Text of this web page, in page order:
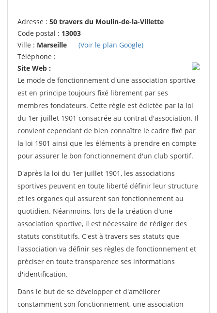
Adresse : 50 travers du Moulin-de-la-Villette
Code postal : 13003
Ville : Marseille
(Voir le plan Google)
Téléphone :
Site Web :
Le mode de fonctionnement d'une association sportive
est en principe toujours fixé librement par ses
membres fondateurs. Cette règle est édictée par la loi
du 1er juillet 1901 consacrée au contrat d'association. Il
convient cependant de bien connaître le cadre fixé par
la loi 1901 ainsi que les éléments à prendre en compte
pour assurer le bon fonctionnement d'un club sportif.
D'après la loi du 1er juillet 1901, les associations
sportives peuvent en toute liberté définir leur structure
et les organes qui assurent son fonctionnement au
quotidien. Néanmoins, lors de la création d'une
association sportive, il est nécessaire de rédiger des
statuts constitutifs. C'est à travers ses statuts que
l'association va définir ses règles de fonctionnement et
préciser en toute transparence ses informations
d'identification.
Dans le but de se développer et d'améliorer
constamment son fonctionnement, une association